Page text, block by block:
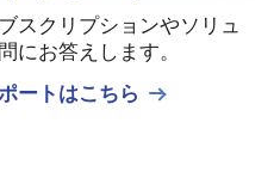
スクリプションやソリュ
にお答えします。
ートはこちら